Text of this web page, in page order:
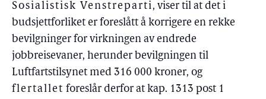
Sosialistisk Venstreparti, viser til at det i
budsjettforliket er foreslått å korrigere en rekke
bevilgninger for virkningen av endrede
jobbreisevaner, herunder bevilgningen til
Luftfartstilsynet med 316 000 kroner, og
flertallet foreslår derfor at kap. 1313 post 1